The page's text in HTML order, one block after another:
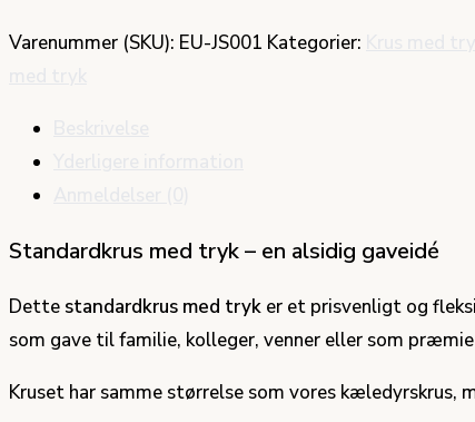
Varenummer (SKU): EU-JS001 Kategorier:
Standardkrus med tryk – en alsidig gaveidé
Dette standardkrus med tryk er et prisvenligt og
som gave til familie, kolleger, venner eller som
Kruset har samme størrelse som vores kæledyrskrus,